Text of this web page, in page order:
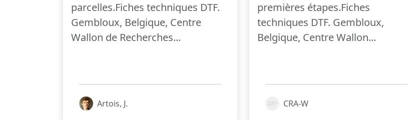
parcelles.Fiches techniques DTF.
Gembloux, Belgique, Centre
Wallon de Recherches...
Artois, J.
premières étapes.Fiches
techniques DTF. Gembloux,
Belgique, Centre Wallon...
CRA-W